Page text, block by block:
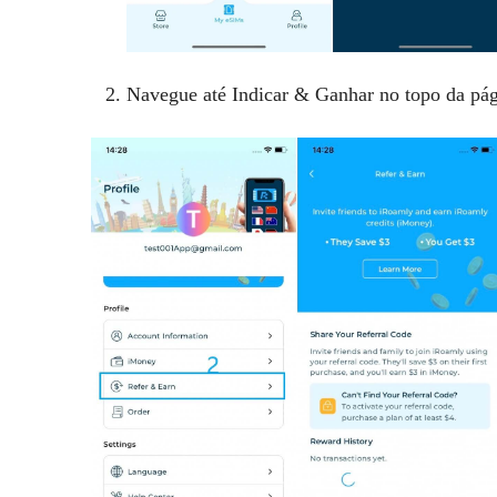
Navegue até Indicar & Ganhar no topo da